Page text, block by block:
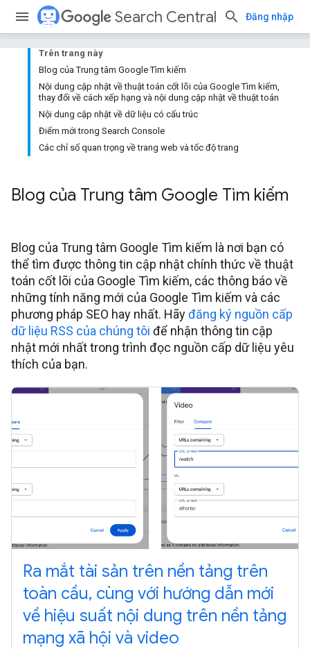
Search Central Đăng nhập
Trên trang này
Blog của Trung tâm Google Tìm kiếm
Nội dung cập nhật về thuật toán cốt lõi của Google Tìm kiếm,
thay đổi về cách xếp hạng và nội dung cập nhật về thuật toán
Nội dung cập nhật về dữ liệu có cấu trúc
Điểm mới trong Search Console
Các chỉ số quan trọng về trang web và tốc độ trang
Blog của Trung tâm Google Tìm kiếm
Blog của Trung tâm Google Tìm kiếm là nơi bạn có
thể tìm được thông tin cập nhật chính thức về thuật
toán cốt lõi của Google Tìm kiếm, các thông báo về
những tính năng mới của Google Tìm kiếm và các
phương pháp SEO hay nhất. Hãyđăng ký nguồn cấp
dữ liệu RSS của chúng tôi để nhận thông tin cập
nhật mới nhất trong trình đọc nguồn cấp dữ liệu yêu
thích của bạn.
Ra mắt tài sản trên nền tảng trên
toàn cầu, cùng với hướng dẫn mới
về hiệu suất nội dung trên nền tảng
mạng xã hội và video